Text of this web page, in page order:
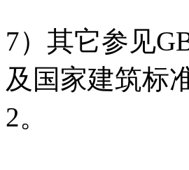
7）其它参见
及国家建筑标
2。